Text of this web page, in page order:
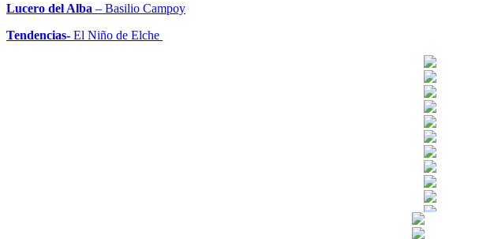
Lucero del Alba – Basilio Campoy
Tendencias- El Niño de Elche